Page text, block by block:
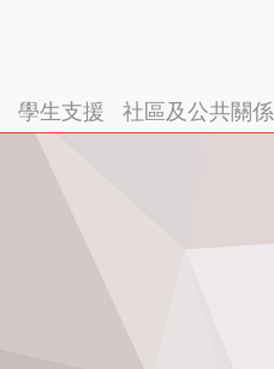
學生支援 社區及公共關係